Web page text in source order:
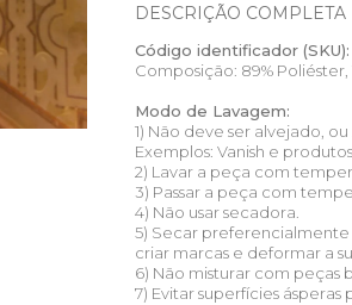
DESCRIÇÃO COMPLETA
Código identificador (SKU):
Composição: 89% Poliéster,
Modo de Lavagem:
1) Não deve ser alvejado,
Exemplos: Vanish e
2) Lavar a peça com
3) Passar a peça com
4) Não usar secadora.
5) Secar
criar marcas e deformar a
6) Não misturar com peças
7) Evitar superfícies